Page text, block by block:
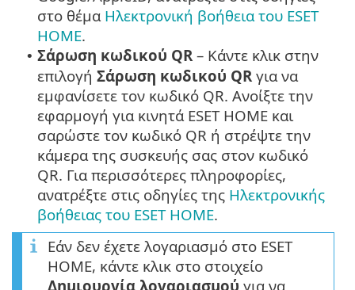
στο θέμα Ηλεκτρονική βοήθεια του ESET
HOME.
• Σάρωση κωδικού QR – Κάντε κλικ στην
επιλογή Σάρωση κωδικού QR για να
εμφανίσετε τον κωδικό QR. Ανοίξτε την
εφαρμογή για κινητά ESET HOME και
σαρώστε τον κωδικό QR ή στρέψτε την
κάμερα της συσκευής σας στον κωδικό
QR. Για περισσότερες πληροφορίες,
ανατρέξτε στις οδηγίες της Ηλεκτρονικής
βοήθειας του ESET HOME.
Εάν δεν έχετε λογαριασμό στο ESET
HOME, κάντε κλικ στο στοιχείο
Δημιουργία λογαριασμού για να